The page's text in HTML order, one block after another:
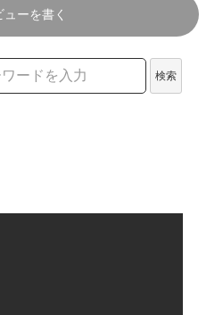
ューを書く
検索